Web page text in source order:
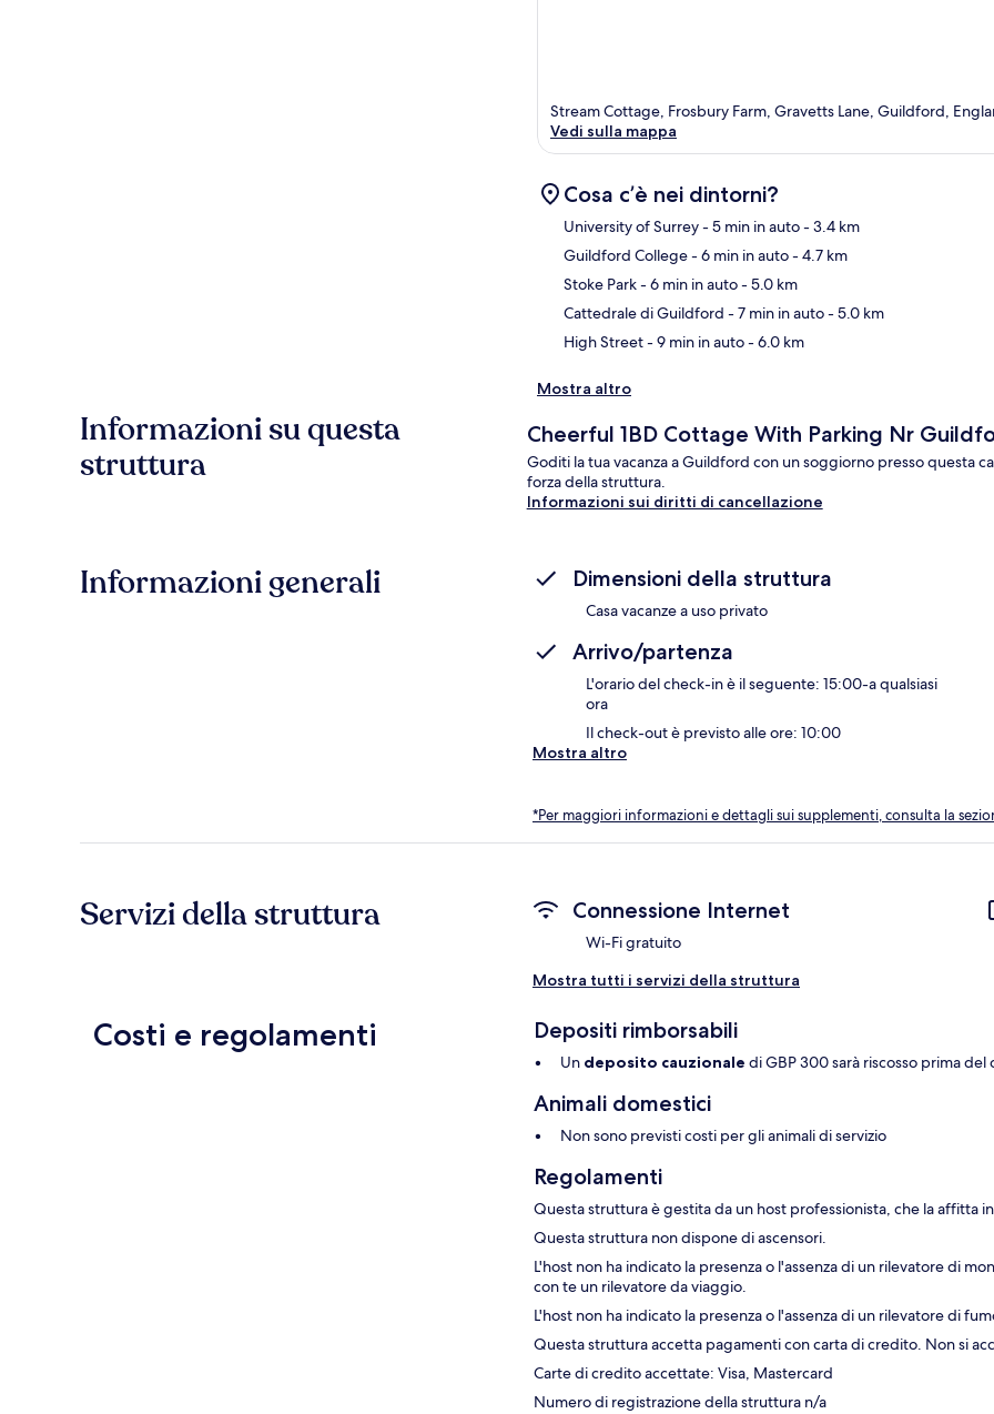
Stream Cottage, Frosbury Farm, Gravetts Lane, Guildford,
Vedi sulla mappa
Cosa c’è nei dintorni?
University of Surrey- 5 min in auto- 3.4 km
Guildford College- 6 min in auto- 4.7 km
Stoke Park- 6 min in auto- 5.0 km
Cattedrale di Guildford - 7 min in auto- 5.0 km
High Street- 9 min in auto- 6.0 km
Mostra altro
Informazioni su questa
struttura
Cheerful 1BD Cottage With Parking Nr
Goditi la tua vacanza a Guildford con un soggiorno presso questa
forza della struttura.
Informazioni sui diritti di cancellazione
Informazioni generali Dimensioni della struttura
Casa vacanze a uso privato
Arrivo/partenza
L'orario del check-in è il seguente: 15:00-a qualsiasi
ora
Il check-out è previsto alle ore: 10:00
Mostra altro
*Per maggiori informazioni e dettagli sui supplementi, consulta la
Servizi della struttura Connessione Internet
Wi-Fi gratuito
Mostra tutti i servizi della struttura
Costi e regolamenti Depositi rimborsabili
Un deposito cauzionale di GBP 300 sarà riscosso prima del
Animali domestici
Non sono previsti costi per gli animali di servizio
Regolamenti
Questa struttura è gestita da un host professionista, che la affitta
Questa struttura non dispone di ascensori.
L'host non ha indicato la presenza o l'assenza di un rilevatore di
con te un rilevatore da viaggio.
L'host non ha indicato la presenza o l'assenza di un rilevatore di
Questa struttura accetta pagamenti con carta di credito. Non si
Carte di credito accettate: Visa, Mastercard
Numero di registrazione della struttura n/a